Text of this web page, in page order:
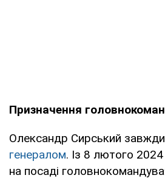
Призначення
Олександр Сирський завжди
генералом. Із 8 лютого 2024
на посаді